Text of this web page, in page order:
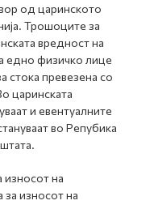
од царинското
Трошоците за
вредност на
едно физичко лице
стока превезена со
царинската
и евентуалните
во Репубика
износот на
за износот на